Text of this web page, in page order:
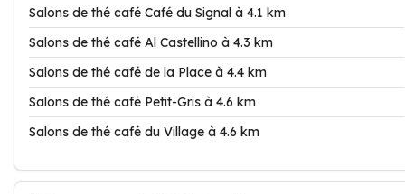
Salons de thé café Café du Signal à 4.1 km
Salons de thé café Al Castellino à 4.3 km
Salons de thé café de la Place à 4.4 km
Salons de thé café Petit-Gris à 4.6 km
Salons de thé café du Village à 4.6 km